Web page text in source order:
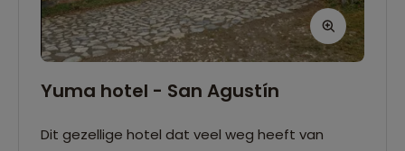
Yuma hotel - San Agustín
Dit gezellige hotel dat veel weg heeft van